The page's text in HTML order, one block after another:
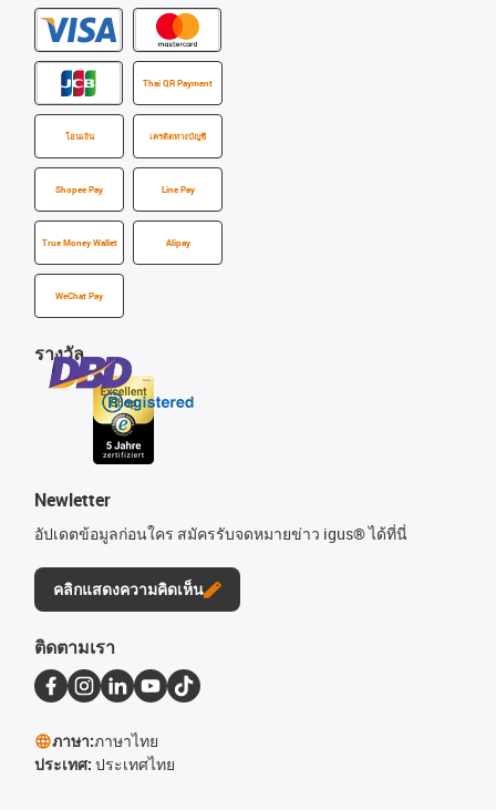
Thai QR Payment
โอนเงิน เครดิตทางบัญชี
Shopee Pay Line Pay
True Money Wallet Alipay
WeChat Pay
รางวัล
Newletter
อัปเดตข้อมูลก่อนใคร สมัครรับจดหมายข่าว igus® ได้ที่นี่
คลิกแสดงความคิดเห็น
ติดตามเรา
ภาษา:ภาษาไทย
ประเทศ: ประเทศไทย